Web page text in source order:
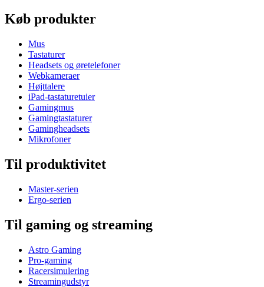
Køb produkter
Mus
Tastaturer
Headsets og øretelefoner
Webkameraer
Højttalere
iPad-tastaturetuier
Gamingmus
Gamingtastaturer
Gamingheadsets
Mikrofoner
Til produktivitet
Master-serien
Ergo-serien
Til gaming og streaming
Astro Gaming
Pro-gaming
Racersimulering
Streamingudstyr